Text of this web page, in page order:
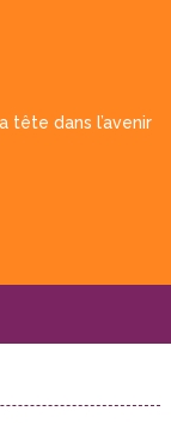
tête dans l’avenir